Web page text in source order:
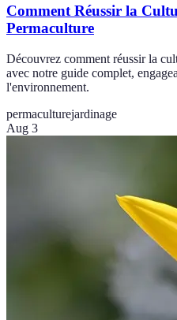
Comment Réussir la
Permaculture
Découvrez comment réussir la
avec notre guide complet,
l'environnement.
permaculturejardinage
Aug 3